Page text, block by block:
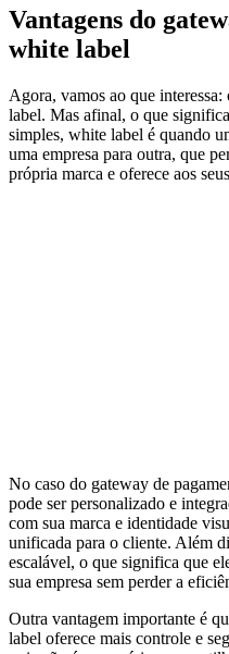
Vantagens do
white label
Agora, vamos ao que
label. Mas afinal, o que
simples, white label é quando
uma empresa para outra, que
própria marca e oferece aos
No caso do gateway de
pode ser personalizado e
com sua marca e identidade
unificada para o cliente. Além
escalável, o que significa que
sua empresa sem perder a
Outra vantagem importante é
label oferece mais controle e